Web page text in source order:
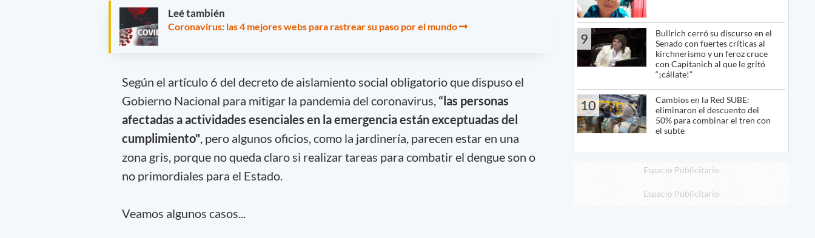
Leé también
Coronavirus: las 4 mejores webs para rastrear su paso por el mundo
Según el artículo 6 del decreto de aislamiento social obligatorio que dispuso el
Gobierno Nacional para mitigar la pandemia del coronavirus, “las personas
afectadas a actividades esenciales en la emergencia están exceptuadas del
cumplimiento", pero algunos oficios, como la jardinería, parecen estar en una
zona gris, porque no queda claro si realizar tareas para combatir el dengue son o
no primordiales para el Estado.
Veamos algunos casos...
9
Bullrich cerró su discurso en el
Senado con fuertes críticas al
kirchnerismo y un feroz cruce
con Capitanich al que le gritó
“¡cállate!”
10
Cambios en la Red SUBE:
eliminaron el descuento del
50% para combinar el tren con
el subte
Espacio Publicitario
Espacio Publicitario